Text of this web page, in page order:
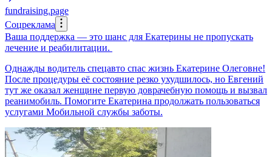
fundraising.page
Соцреклама
Ваша поддержка — это шанс для Екатерины не пропускать
лечение и реабилитации.
Однажды водитель спецавто спас жизнь Екатерине Олеговне!
После процедуры её состояние резко ухудшилось, но Евгений
тут же оказал женщине первую доврачебную помощь и вызвал
реанимобиль. Помогите Екатерина продолжать пользоваться
услугами Мобильной службы заботы.